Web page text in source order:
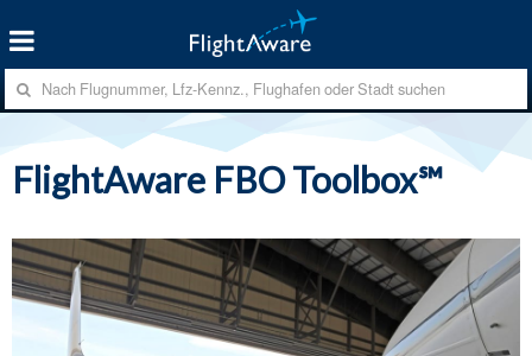
FlightAware FBO Toolbox℠